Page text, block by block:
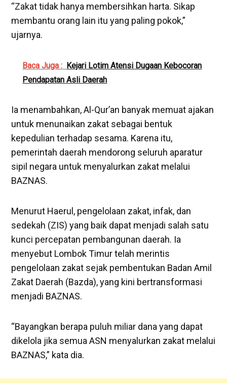
“Zakat tidak hanya membersihkan harta. Sikap
membantu orang lain itu yang paling pokok,”
ujarnya.
Baca Juga : Kejari Lotim Atensi Dugaan Kebocoran
Pendapatan Asli Daerah
Ia menambahkan, Al-Qur’an banyak memuat ajakan
untuk menunaikan zakat sebagai bentuk
kepedulian terhadap sesama. Karena itu,
pemerintah daerah mendorong seluruh aparatur
sipil negara untuk menyalurkan zakat melalui
BAZNAS.
Menurut Haerul, pengelolaan zakat, infak, dan
sedekah (ZIS) yang baik dapat menjadi salah satu
kunci percepatan pembangunan daerah. Ia
menyebut Lombok Timur telah merintis
pengelolaan zakat sejak pembentukan Badan Amil
Zakat Daerah (Bazda), yang kini bertransformasi
menjadi BAZNAS.
“Bayangkan berapa puluh miliar dana yang dapat
dikelola jika semua ASN menyalurkan zakat melalui
BAZNAS,” kata dia.